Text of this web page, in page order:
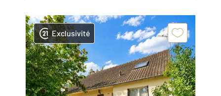
Exclusivité